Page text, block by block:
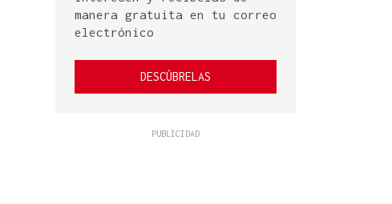
manera gratuita en tu correo
electrónico
DESCÚBRELAS